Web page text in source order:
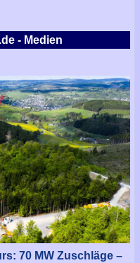
- Medien
70 MW Zuschläge –